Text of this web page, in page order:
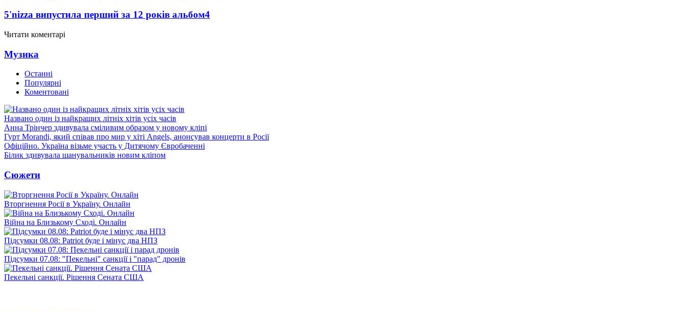
5'nizza випустила перший за 12 років альбом4
Читати коментарі
Музика
Останні
Популярні
Коментовані
Названо один із найкращих літніх хітів усіх часів
Анна Трінчер здивувала сміливим образом у новому кліпі
Гурт Morandi, який співав про мир у хіті Angels, анонсував концерти в Росії
Офіційно. Україна візьме участь у Дитячому Євробаченні
Білик здивувала шанувальників новим кліпом
Сюжети
Вторгнення Росії в Україну. Онлайн
Війна на Близькому Сході. Онлайн
Підсумки 08.08: Patriot буде і мінус два НПЗ
Підсумки 07.08: "Пекельні" санкції і "парад" дронів
Пекельні санкції. Рішення Сената США